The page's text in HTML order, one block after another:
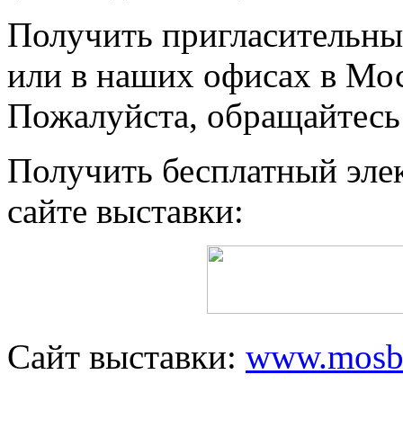
Получить
или в наших офисах в
Пожалуйста,
Получить бесплатный
сайте выставки:
Сайт выставки: